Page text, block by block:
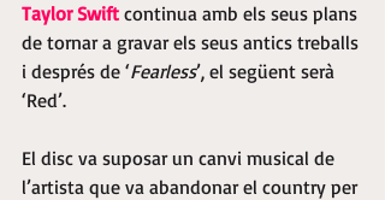
Taylor Swift continua amb els seus plans
de tornar a gravar els seus antics treballs
i després de ‘Fearless’, el següent serà
‘Red’.
El disc va suposar un canvi musical de
l’artista que va abandonar el country per